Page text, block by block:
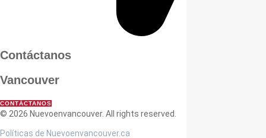
Contáctanos
Vancouver
CONTÁCTANOS
© 2026 Nuevoenvancouver. All rights reserved.
Políticas de Nuevoenvancouver.ca